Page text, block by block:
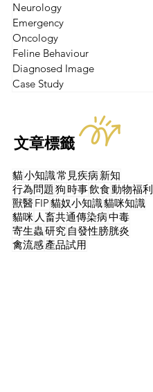
Neurology
Emergency
Oncology
Feline Behaviour
Diagnosed Image
Case Study
文章標籤
貓小知識常見疾病 新知
行為問題狗時事飲食動物福利
獸醫FIP貓奴小知識貓咪知識
貓咪 人畜共通傳染病中毒
寄生蟲研究 自發性膀胱炎
禽流感產品試用